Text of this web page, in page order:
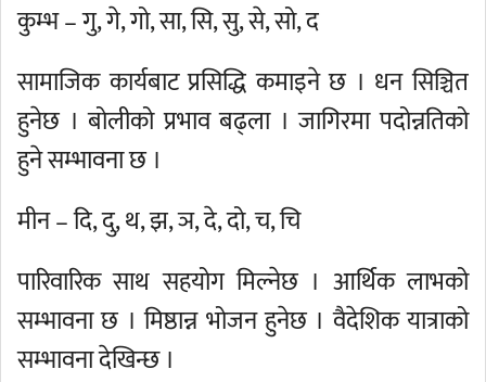
कुम्भ – गु, गे, गो, सा, सि, सु, से, सो, द
सामाजिक कार्यबाट प्रसिद्धि कमाइने छ । धन सिञ्चित
हुनेछ । बोलीको प्रभाव बढ्ला । जागिरमा पदोन्नतिको
हुने सम्भावना छ ।
मीन – दि, दु, थ, झ, ञ, दे, दो, च, चि
पारिवारिक साथ सहयोग मिल्नेछ । आर्थिक लाभको
सम्भावना छ । मिष्ठान्न भोजन हुनेछ । वैदेशिक यात्राको
सम्भावना देखिन्छ ।